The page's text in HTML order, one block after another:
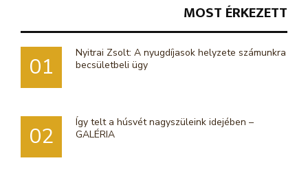
MOST ÉRKEZETT
01
Nyitrai Zsolt: A nyugdíjasok helyzete számunkra
becsületbeli ügy
02
Így telt a húsvét nagyszüleink idejében –
GALÉRIA